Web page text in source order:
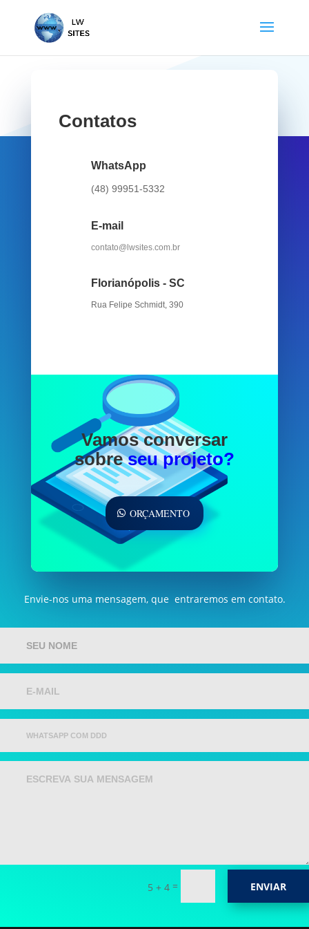
Contatos
WhatsApp
(48) 99951-5332
E-mail
contato@lwsites.com.br
Florianópolis - SC
Rua Felipe Schmidt, 390
Vamos conversar
sobreseu projeto?
ORÇAMENTO
Envie-nos uma mensagem, que entraremos em contato.
5 + 4 = ENVIAR